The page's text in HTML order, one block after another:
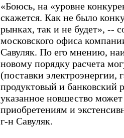
«Боюсь, на «уровне
скажется. Как не было
рынках, так и не будет», --
московского офиса
Савуляк. По его мнению,
новому порядку расчета
(поставки электроэнергии,
продуктовый и банковский
указанное новшество
приобретениям и
г-н Савуляк.